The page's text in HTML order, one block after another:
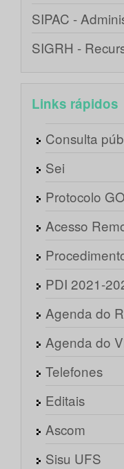
SIPAC -
SIGRH -
Links rápidos
Consulta
Sei
Protocolo
Acesso
PDI 2021-
Agenda do
Agenda do
Telefones
Editais
Ascom
Sisu UFS